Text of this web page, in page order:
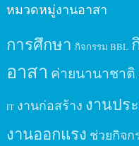
หมวดหมู่งานอาสา
การศึกษา กิจกรรม BBL
อาสา ค่ายนานาชาติ
IT งานก่อสร้าง งานปร
งานออกแรง ช่วยกิจก